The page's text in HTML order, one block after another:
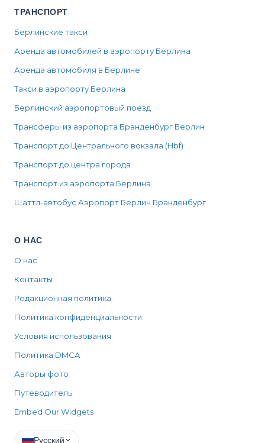
ТРАНСПОРТ
Берлинские такси
Аренда автомобилей в аэропорту Берлина
Аренда автомобиля в Берлине
Такси в аэропорту Берлина
Берлинский аэропортовый поезд
Трансферы из аэропорта Бранденбург Берлин
Транспорт до Центрального вокзала (Hbf)
Транспорт до центра города
Транспорт из аэропорта Берлина
Шаттл-автобус Аэропорт Берлин Бранденбург
О НАС
О нас
Контакты
Редакционная политика
Политика конфиденциальности
Условия использования
Политика DMCA
Авторы фото
Путеводитель
Embed Our Widgets
Русский